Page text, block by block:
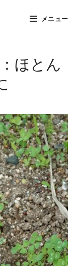
メニュー
ほとん